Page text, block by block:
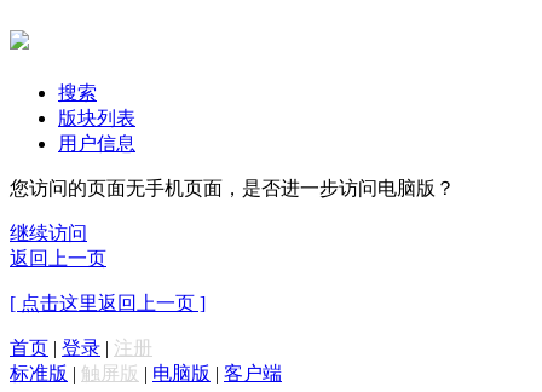
搜索
版块列表
用户信息
您访问的页面无手机页面，是否进一步访问电脑版？
继续访问
返回上一页
[ 点击这里返回上一页 ]
首页 | 登录 | 注册
标准版 | 触屏版 | 电脑版 | 客户端